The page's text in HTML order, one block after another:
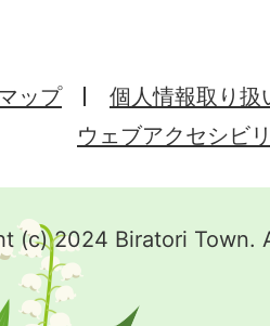
ップ
個人情報取り扱
ウェブアクセシビ
(c) 2024 Biratori Town.